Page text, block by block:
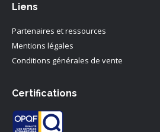
Liens
Partenaires et ressources
Mentions légales
Conditions générales de vente
Certifications